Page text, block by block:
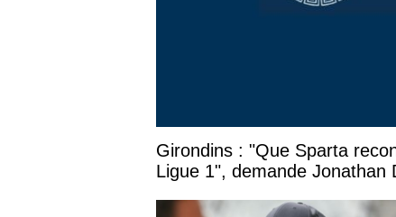
Girondins : "Que Sparta
Ligue 1", demande Jonathan